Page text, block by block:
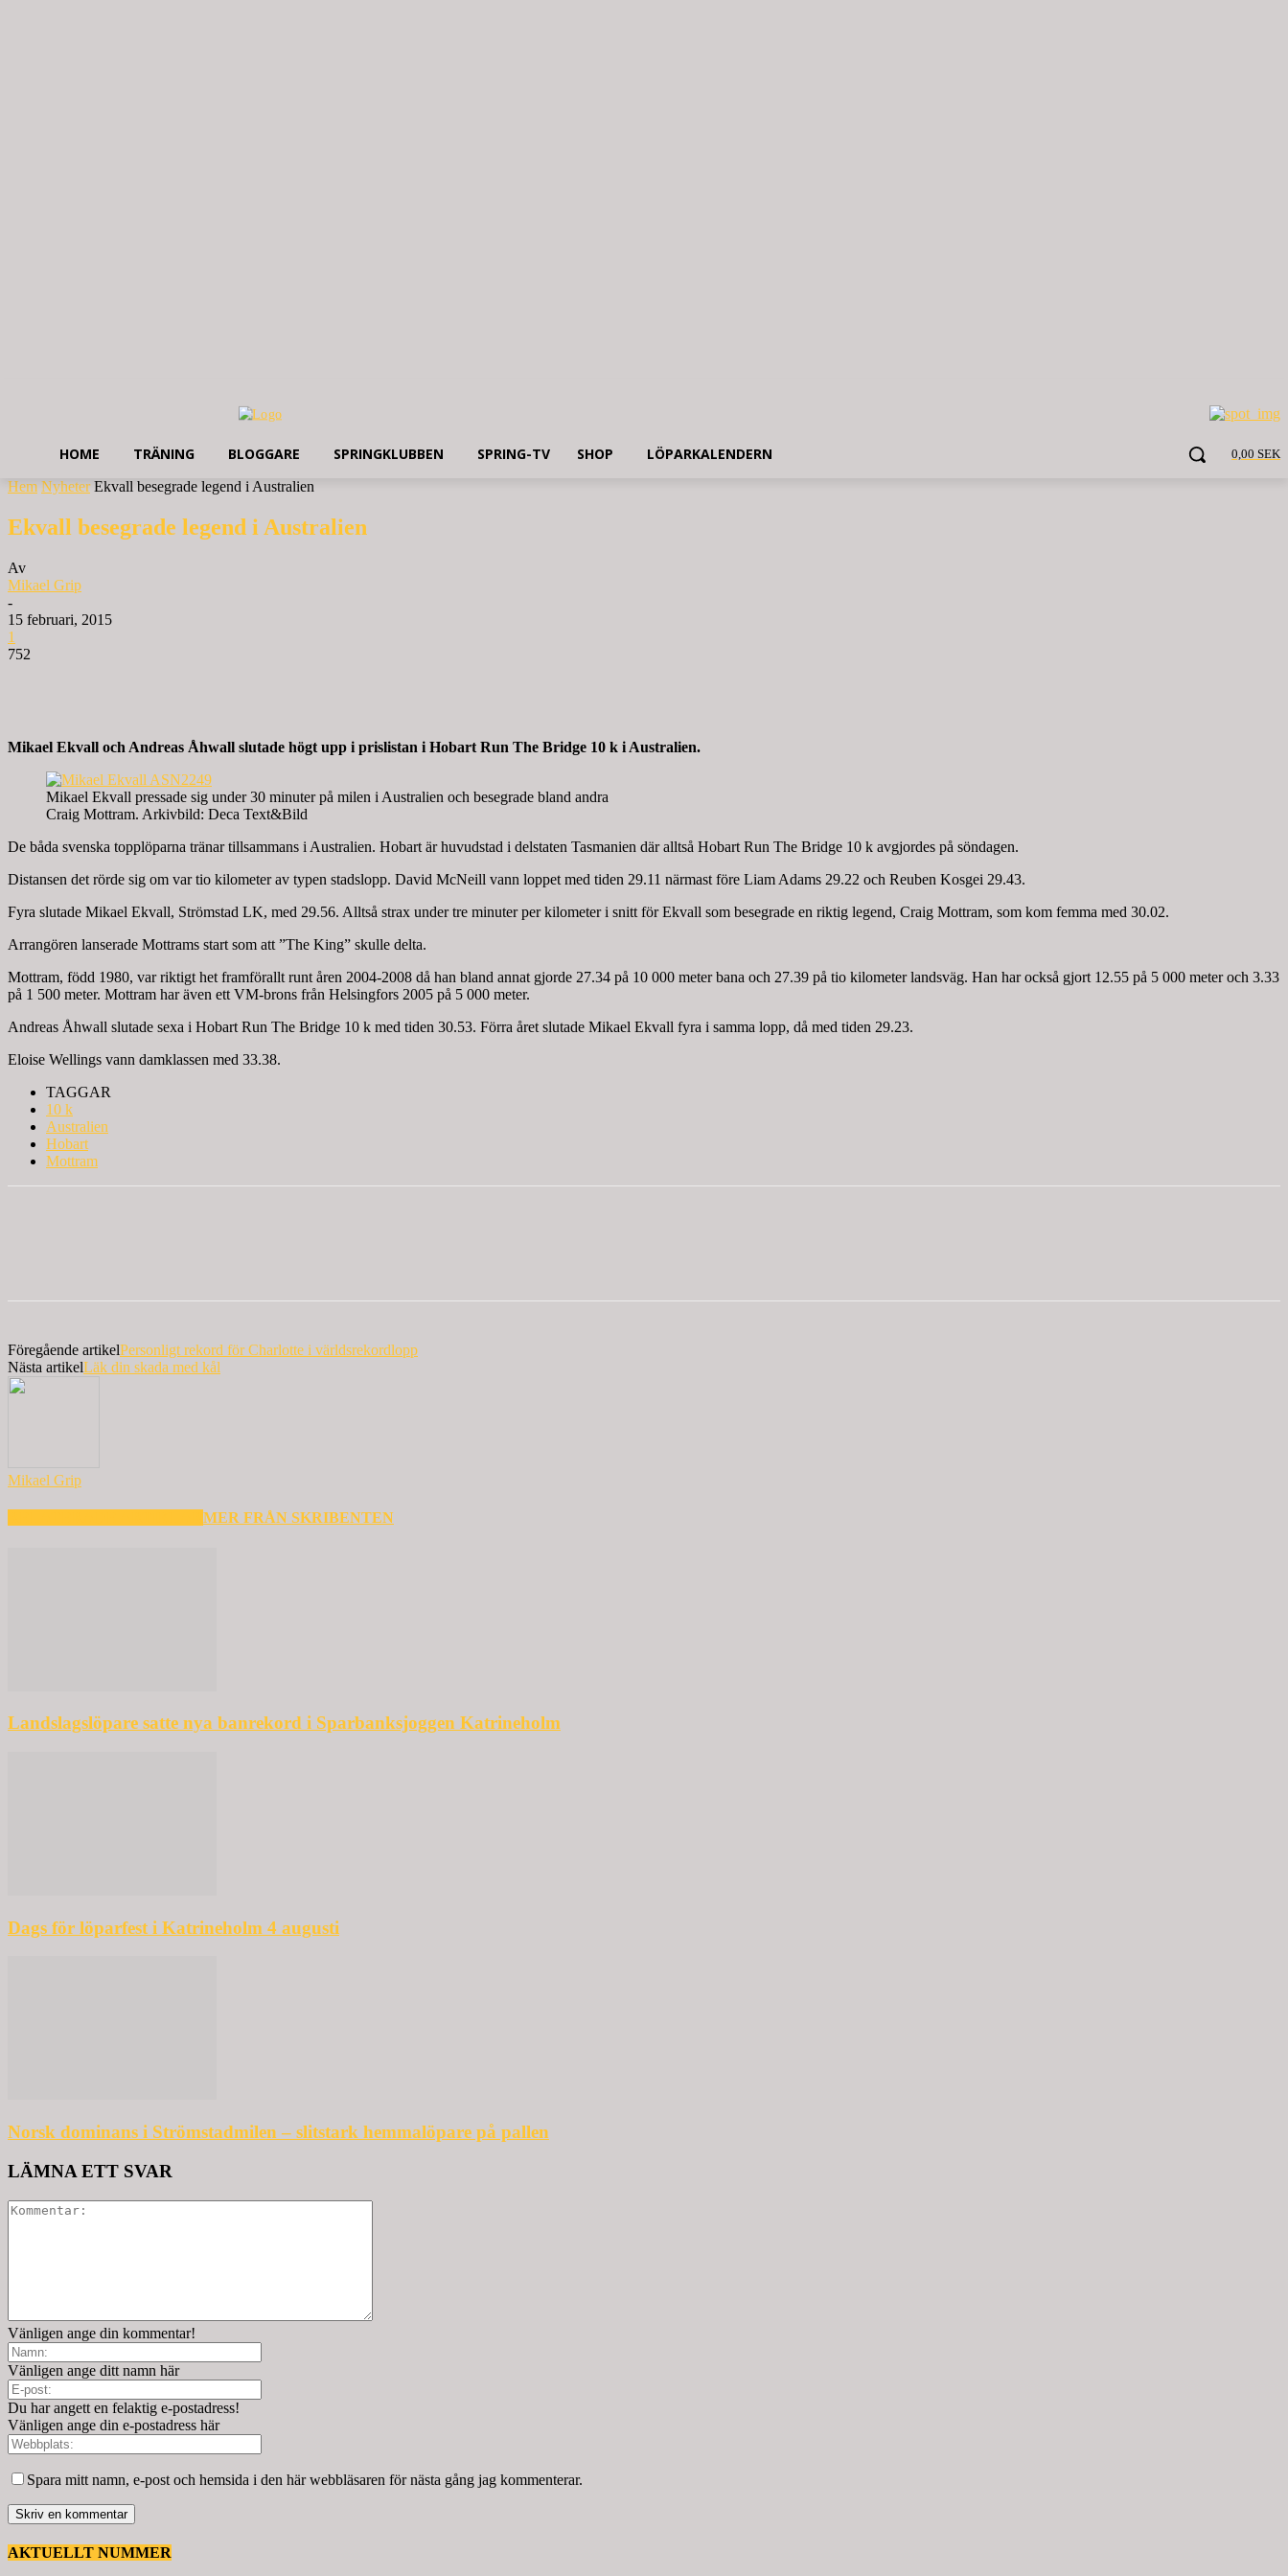
0,00 SEK
HOME TRÄNING BLOGGARE SPRINGKLUBBEN SPRING-TV SHOP LÖPARKALENDERN
Hem Nyheter Ekvall besegrade legend i Australien
Ekvall besegrade legend i Australien
Av
Mikael Grip
-
15 februari, 2015
1
752
Mikael Ekvall och Andreas Åhwall slutade högt upp i prislistan i Hobart Run The Bridge 10 k i Australien.
Mikael Ekvall pressade sig under 30 minuter på milen i Australien och besegrade bland andra
Craig Mottram. Arkivbild: Deca Text&Bild
De båda svenska topplöparna tränar tillsammans i Australien. Hobart är huvudstad i delstaten Tasmanien där alltså Hobart Run The Bridge 10 k avgjordes på söndagen.
Distansen det rörde sig om var tio kilometer av typen stadslopp. David McNeill vann loppet med tiden 29.11 närmast före Liam Adams 29.22 och Reuben Kosgei 29.43.
Fyra slutade Mikael Ekvall, Strömstad LK, med 29.56. Alltså strax under tre minuter per kilometer i snitt för Ekvall som besegrade en riktig legend, Craig Mottram, som kom femma med 30.02.
Arrangören lanserade Mottrams start som att ”The King” skulle delta.
Mottram, född 1980, var riktigt het framförallt runt åren 2004-2008 då han bland annat gjorde 27.34 på 10 000 meter bana och 27.39 på tio kilometer landsväg. Han har också gjort 12.55 på 5 000 meter och 3.33
på 1 500 meter. Mottram har även ett VM-brons från Helsingfors 2005 på 5 000 meter.
Andreas Åhwall slutade sexa i Hobart Run The Bridge 10 k med tiden 30.53. Förra året slutade Mikael Ekvall fyra i samma lopp, då med tiden 29.23.
Eloise Wellings vann damklassen med 33.38.
TAGGAR
10 k
Australien
Hobart
Mottram
Föregående artikelPersonligt rekord för Charlotte i världsrekordlopp
Nästa artikelLäk din skada med kål
Mikael Grip
MER FRÅN SKRIBENTEN
Landslagslöpare satte nya banrekord i Sparbanksjoggen Katrineholm
Dags för löparfest i Katrineholm 4 augusti
Norsk dominans i Strömstadmilen – slitstark hemmalöpare på pallen
LÄMNA ETT SVAR
Vänligen ange din kommentar!
Vänligen ange ditt namn här
Du har angett en felaktig e-postadress!
Vänligen ange din e-postadress här
Spara mitt namn, e-post och hemsida i den här webbläsaren för nästa gång jag kommenterar.
AKTUELLT NUMMER